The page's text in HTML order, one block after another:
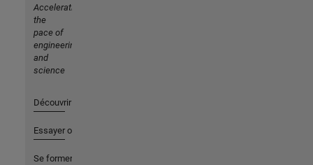
Accelerating
the
pace of
engineering
and
science
Découvrir les produits
Essayer ou acheter
Se former